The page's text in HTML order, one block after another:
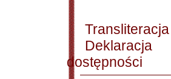
Transliteracja
Deklaracja
dostępności